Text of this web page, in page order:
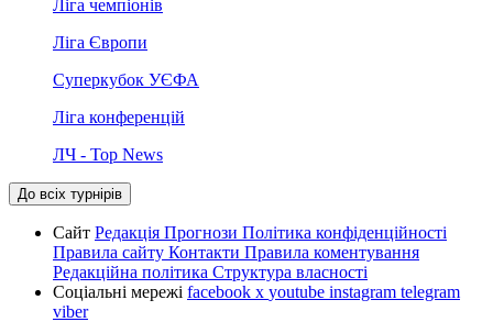
Ліга чемпіонів
Ліга Європи
Суперкубок УЄФА
Ліга конференцій
ЛЧ - Top News
До всіх турнірів
Сайт Редакція Прогнози Політика конфіденційності
Правила сайту Контакти Правила коментування
Редакційна політика Структура власності
Соціальні мережі facebook x youtube instagram telegram
viber